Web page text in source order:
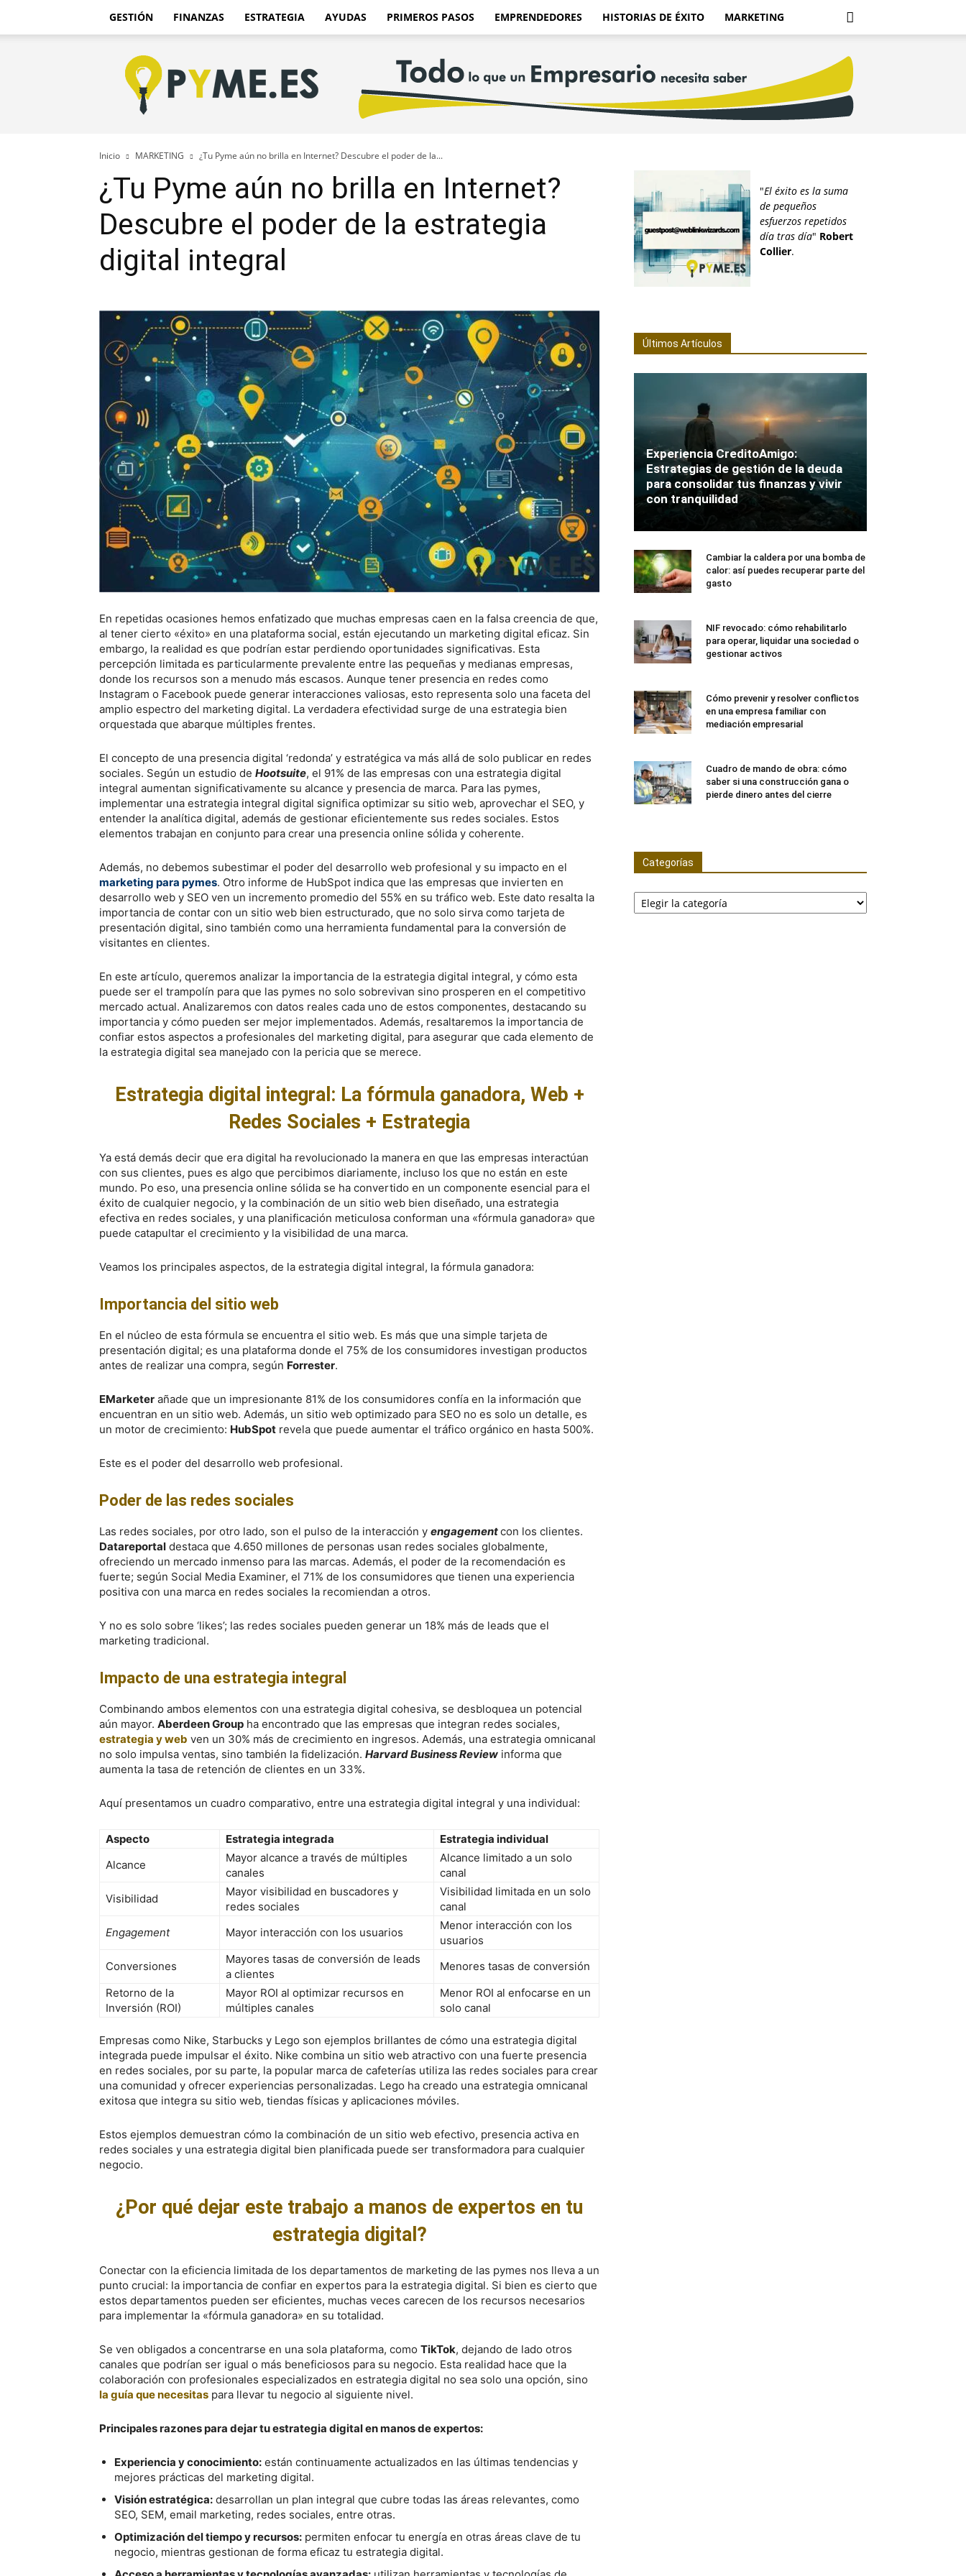
GESTIÓN FINANZAS ESTRATEGIA AYUDAS PRIMEROS PASOS EMPRENDEDORES HISTORIAS DE ÉXITO MARKETING
Pyme.es
–
Portal
PYME
de
Inicio MARKETING ¿Tu Pyme aún no brilla en Internet? Descubre el poder de la...
¿Tu Pyme aún no brilla en Internet?
Descubre el poder de la estrategia
digital integral
En repetidas ocasiones hemos enfatizado que muchas empresas caen en la falsa creencia de que,
al tener cierto «éxito» en una plataforma social, están ejecutando un marketing digital eficaz. Sin
embargo, la realidad es que podrían estar perdiendo oportunidades significativas. Esta
percepción limitada es particularmente prevalente entre las pequeñas y medianas empresas,
donde los recursos son a menudo más escasos. Aunque tener presencia en redes como
Instagram o Facebook puede generar interacciones valiosas, esto representa solo una faceta del
amplio espectro del marketing digital. La verdadera efectividad surge de una estrategia bien
orquestada que abarque múltiples frentes.
El concepto de una presencia digital ‘redonda’ y estratégica va más allá de solo publicar en redes
sociales. Según un estudio de Hootsuite, el 91% de las empresas con una estrategia digital
integral aumentan significativamente su alcance y presencia de marca. Para las pymes,
implementar una estrategia integral digital significa optimizar su sitio web, aprovechar el SEO, y
entender la analítica digital, además de gestionar eficientemente sus redes sociales. Estos
elementos trabajan en conjunto para crear una presencia online sólida y coherente.
Además, no debemos subestimar el poder del desarrollo web profesional y su impacto en el
marketing para pymes. Otro informe de HubSpot indica que las empresas que invierten en
desarrollo web y SEO ven un incremento promedio del 55% en su tráfico web. Este dato resalta la
importancia de contar con un sitio web bien estructurado, que no solo sirva como tarjeta de
presentación digital, sino también como una herramienta fundamental para la conversión de
visitantes en clientes.
En este artículo, queremos analizar la importancia de la estrategia digital integral, y cómo esta
puede ser el trampolín para que las pymes no solo sobrevivan sino prosperen en el competitivo
mercado actual. Analizaremos con datos reales cada uno de estos componentes, destacando su
importancia y cómo pueden ser mejor implementados. Además, resaltaremos la importancia de
confiar estos aspectos a profesionales del marketing digital, para asegurar que cada elemento de
la estrategia digital sea manejado con la pericia que se merece.
Estrategia digital integral: La fórmula ganadora, Web +
Redes Sociales + Estrategia
Ya está demás decir que era digital ha revolucionado la manera en que las empresas interactúan
con sus clientes, pues es algo que percibimos diariamente, incluso los que no están en este
mundo. Po eso, una presencia online sólida se ha convertido en un componente esencial para el
éxito de cualquier negocio, y la combinación de un sitio web bien diseñado, una estrategia
efectiva en redes sociales, y una planificación meticulosa conforman una «fórmula ganadora» que
puede catapultar el crecimiento y la visibilidad de una marca.
Veamos los principales aspectos, de la estrategia digital integral, la fórmula ganadora:
Importancia del sitio web
En el núcleo de esta fórmula se encuentra el sitio web. Es más que una simple tarjeta de
presentación digital; es una plataforma donde el 75% de los consumidores investigan productos
antes de realizar una compra, según Forrester.
EMarketer añade que un impresionante 81% de los consumidores confía en la información que
encuentran en un sitio web. Además, un sitio web optimizado para SEO no es solo un detalle, es
un motor de crecimiento: HubSpot revela que puede aumentar el tráfico orgánico en hasta 500%.
Este es el poder del desarrollo web profesional.
Poder de las redes sociales
Las redes sociales, por otro lado, son el pulso de la interacción y engagementcon los clientes.
Datareportal destaca que 4.650 millones de personas usan redes sociales globalmente,
ofreciendo un mercado inmenso para las marcas. Además, el poder de la recomendación es
fuerte; según Social Media Examiner, el 71% de los consumidores que tienen una experiencia
positiva con una marca en redes sociales la recomiendan a otros.
Y no es solo sobre ‘likes’; las redes sociales pueden generar un 18% más de leads que el
marketing tradicional.
Impacto de una estrategia integral
Combinando ambos elementos con una estrategia digital cohesiva, se desbloquea un potencial
aún mayor. Aberdeen Group ha encontrado que las empresas que integran redes sociales,
estrategia y web ven un 30% más de crecimiento en ingresos. Además, una estrategia omnicanal
no solo impulsa ventas, sino también la fidelización. Harvard Business Review informa que
aumenta la tasa de retención de clientes en un 33%.
Aquí presentamos un cuadro comparativo, entre una estrategia digital integral y una individual:
Aspecto Estrategia integrada
Estrategia individual
Alcance
Mayor alcance a través de múltiples
canales
Alcance limitado a un solo
canal
Visibilidad
Mayor visibilidad en buscadores y
redes sociales
Visibilidad limitada en un solo
canal
Engagement
Mayor interacción con los usuarios
Menor interacción con los
usuarios
Conversiones
Mayores tasas de conversión de leads
a clientes
Menores tasas de conversión
Retorno de la
Inversión (ROI)
Mayor ROI al optimizar recursos en
múltiples canales
Menor ROI al enfocarse en un
solo canal
Empresas como Nike, Starbucks y Lego son ejemplos brillantes de cómo una estrategia digital
integrada puede impulsar el éxito. Nike combina un sitio web atractivo con una fuerte presencia
en redes sociales, por su parte, la popular marca de cafeterías utiliza las redes sociales para crear
una comunidad y ofrecer experiencias personalizadas. Lego ha creado una estrategia omnicanal
exitosa que integra su sitio web, tiendas físicas y aplicaciones móviles.
Estos ejemplos demuestran cómo la combinación de un sitio web efectivo, presencia activa en
redes sociales y una estrategia digital bien planificada puede ser transformadora para cualquier
negocio.
¿Por qué dejar este trabajo a manos de expertos en tu
estrategia digital?
Conectar con la eficiencia limitada de los departamentos de marketing de las pymes nos lleva a un
punto crucial: la importancia de confiar en expertos para la estrategia digital. Si bien es cierto que
estos departamentos pueden ser eficientes, muchas veces carecen de los recursos necesarios
para implementar la «fórmula ganadora» en su totalidad.
Se ven obligados a concentrarse en una sola plataforma, como TikTok, dejando de lado otros
canales que podrían ser igual o más beneficiosos para su negocio. Esta realidad hace que la
colaboración con profesionales especializados en estrategia digital no sea solo una opción, sino
la guía que necesitas para llevar tu negocio al siguiente nivel.
Principales razones para dejar tu estrategia digital en manos de expertos:
Experiencia y conocimiento: están continuamente actualizados en las últimas tendencias y
mejores prácticas del marketing digital.
Visión estratégica: desarrollan un plan integral que cubre todas las áreas relevantes, como
SEO, SEM, email marketing, redes sociales, entre otras.
Optimización del tiempo y recursos: permiten enfocar tu energía en otras áreas clave de tu
negocio, mientras gestionan de forma eficaz tu estrategia digital.
"El éxito es la suma
de pequeños
esfuerzos repetidos
día tras día" Robert
Collier.
Últimos Artículos
Experiencia CreditoAmigo:
Estrategias de gestión de la deuda
para consolidar tus finanzas y vivir
con tranquilidad
Cambiar la caldera por una bomba de
calor: así puedes recuperar parte del
gasto
NIF revocado: cómo rehabilitarlo
para operar, liquidar una sociedad o
gestionar activos
Cómo prevenir y resolver conflictos
en una empresa familiar con
mediación empresarial
Cuadro de mando de obra: cómo
saber si una construcción gana o
pierde dinero antes del cierre
Categorías
Categorías